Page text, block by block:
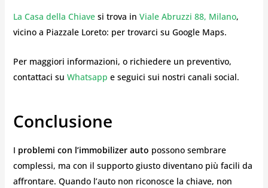
La Casa della Chiavesi trova in Viale Abruzzi 88, Milano,
vicino a Piazzale Loreto: per trovarci su Google Maps.
Per maggiori informazioni, o richiedere un preventivo,
contattaci su Whatsapp e seguici sui nostri canali social.
Conclusione
I problemi con l’immobilizer auto possono sembrare
complessi, ma con il supporto giusto diventano più facili da
affrontare. Quando l’auto non riconosce la chiave, non